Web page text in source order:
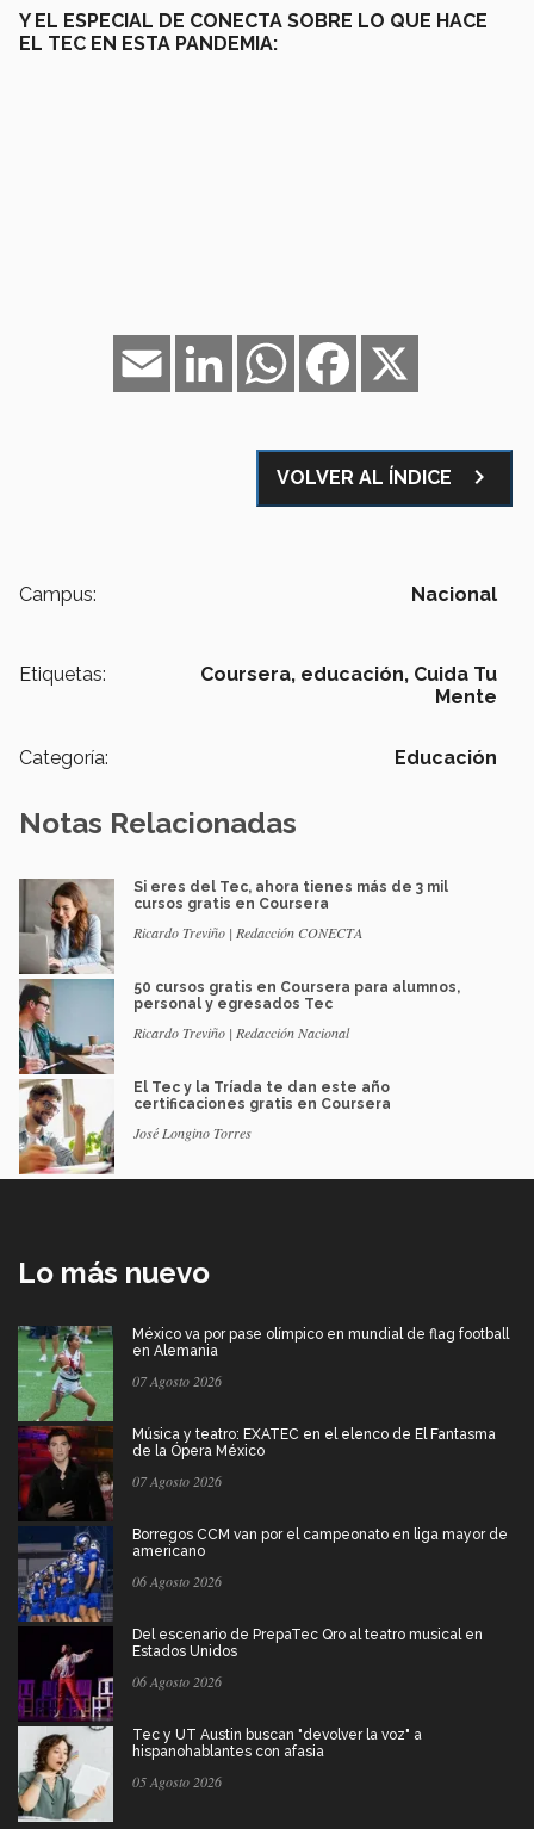
Y EL ESPECIAL DE CONECTA SOBRE LO QUE HACE
EL TEC EN ESTA PANDEMIA:
Facebook
WhatsApp
LinkedIn
Email
VOLVER AL ÍNDICE navigate_next
Campus: Nacional
Etiquetas: Coursera, educación, Cuida Tu
Mente
Categoría: Educación
Notas Relacionadas
Si eres del Tec, ahora tienes más de 3 mil
cursos gratis en Coursera
Ricardo Treviño | Redacción CONECTA
50 cursos gratis en Coursera para alumnos,
personal y egresados Tec
Ricardo Treviño | Redacción Nacional
El Tec y la Tríada te dan este año
certificaciones gratis en Coursera
José Longino Torres
Lo más nuevo
México va por pase olímpico en mundial de flag football
en Alemania
07 Agosto 2026
Música y teatro: EXATEC en el elenco de El Fantasma
de la Ópera México
07 Agosto 2026
Borregos CCM van por el campeonato en liga mayor de
americano
06 Agosto 2026
Del escenario de PrepaTec Qro al teatro musical en
Estados Unidos
06 Agosto 2026
Tec y UT Austin buscan "devolver la voz" a
hispanohablantes con afasia
05 Agosto 2026